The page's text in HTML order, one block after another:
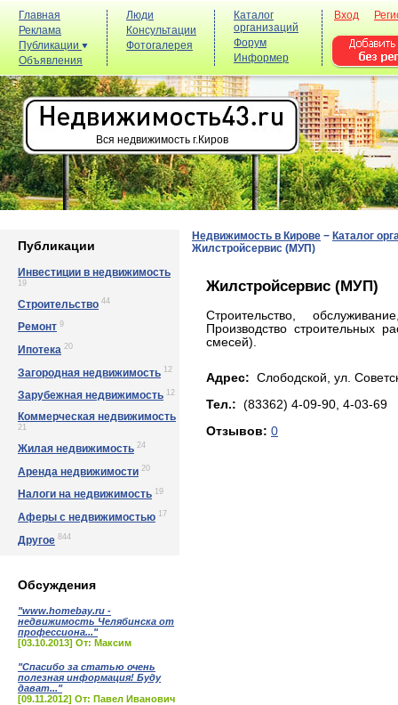
Главная
Реклама
Публикации
Объявления
Люди
Консультации
Фотогалерея
Каталог
организаций
Форум
Информер
Вход
Вся недвижимость г.Киров
Публикации
Инвестиции в недвижимость
19
Строительство 44
Ремонт 9
Ипотека 20
Загородная недвижимость 12
Зарубежная недвижимость 12
Коммерческая недвижимость
21
Жилая недвижимость 24
Аренда недвижимости 20
Налоги на недвижимость 19
Аферы с недвижимостью 17
Другое 844
Обсуждения
"www.homebay.ru -
недвижимость Челябинска от
профессиона..."
[03.10.2013] От: Максим
"Спасибо за статью очень
полезная информация! Буду
дават..."
[09.11.2012] От: Павел Иванович
Недвижимость в Кирове − Каталог
Жилстройсервис (МУП)
Жилстройсервис (МУП)
Строительство,
Производство строительных
смесей).
Адрес: Слободской, yл.
Тел.: (83362) 4-09-90, 4-03-69
Отзывов: 0